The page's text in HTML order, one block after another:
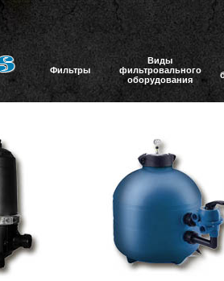
Фильтры
Виды
фильтровального
оборудования